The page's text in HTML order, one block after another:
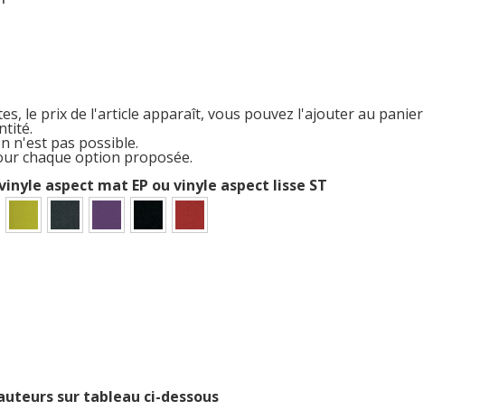
le prix de l'article apparaît, vous pouvez l'ajouter au panier
n'est pas possible.
chaque option proposée.
aspect mat EP ou vinyle aspect lisse ST
sur tableau ci-dessous